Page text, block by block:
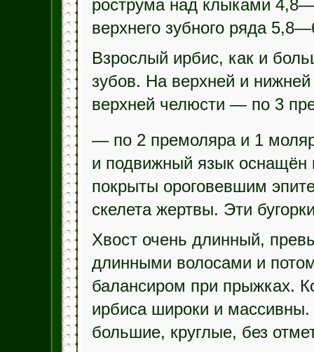
рострума над клыками
верхнего зубного ряда
Взрослый ирбис, как и
зубов. На верхней и
верхней челюсти — по 3
— по 2 премоляра и 1
и подвижный язык оснащён
покрыты ороговевшим
скелета жертвы. Эти
Хвост очень длинный,
длинными волосами и
балансиром при прыжках.
ирбиса широки и
большие, круглые, без